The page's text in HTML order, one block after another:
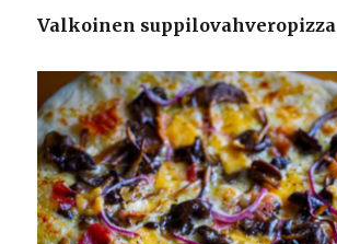
Valkoinen suppilovahveropizza